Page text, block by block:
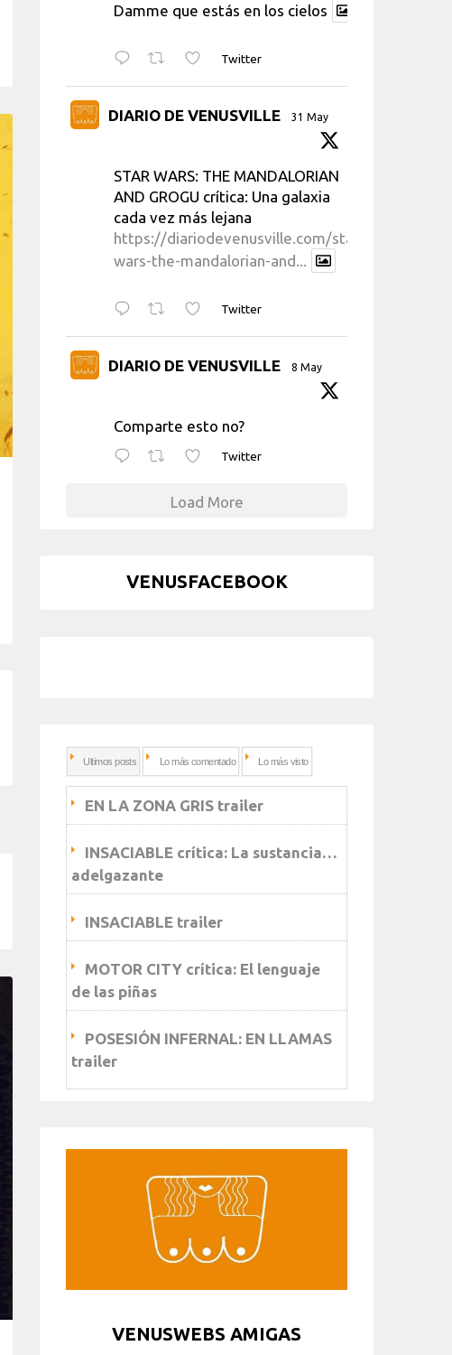
Damme que estás en los cielos
Twitter
DIARIO DE VENUSVILLE 31 May
STAR WARS: THE MANDALORIAN
AND GROGU crítica: Una galaxia
cada vez más lejana
https://diariodevenusville.com/star-
wars-the-mandalorian-and...
Twitter
DIARIO DE VENUSVILLE 8 May
Comparte esto no?
Twitter
Load More
VENUSFACEBOOK
Ultimos posts Lo más comentado Lo más visto
EN LA ZONA GRIS trailer
INSACIABLE crítica: La sustancia…
adelgazante
INSACIABLE trailer
MOTOR CITY crítica: El lenguaje
de las piñas
POSESIÓN INFERNAL: EN LLAMAS
trailer
VENUSWEBS AMIGAS